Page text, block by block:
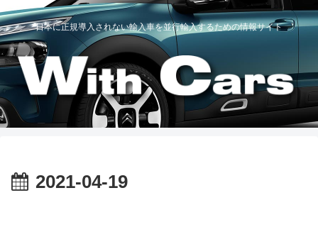
日本に正規導入されない輸入車を並行輸入するための情報サイト
2021-04-19